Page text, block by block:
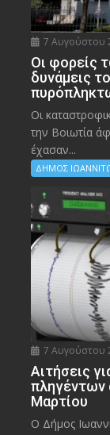
7 Αυγούστου
Οι φορείς
δυνάμεις
Οι
την Bοιωτία
έχασαν...
ΔΗΜΟΣ
7 Αυγούστου
Αιτήσεις
πληγέντων
Μαρτίου
Ο Δήμος